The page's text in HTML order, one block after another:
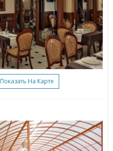
Показать На Карте